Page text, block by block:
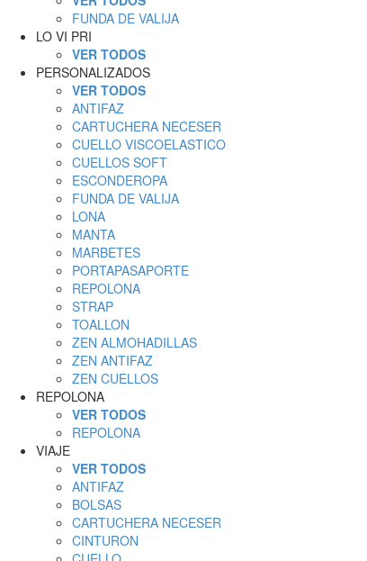
FUNDA DE VALIJA
LO VI PRI
VER TODOS
PERSONALIZADOS
VER TODOS
ANTIFAZ
CARTUCHERA NECESER
CUELLO VISCOELASTICO
CUELLOS SOFT
ESCONDEROPA
FUNDA DE VALIJA
LONA
MANTA
MARBETES
PORTAPASAPORTE
REPOLONA
STRAP
TOALLON
ZEN ALMOHADILLAS
ZEN ANTIFAZ
ZEN CUELLOS
REPOLONA
VER TODOS
REPOLONA
VIAJE
VER TODOS
ANTIFAZ
BOLSAS
CARTUCHERA NECESER
CINTURON